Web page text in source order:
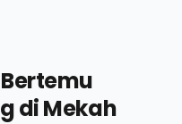
di Mekah